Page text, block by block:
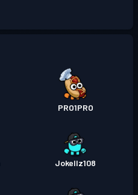
PRO1PRO
Jokellz108